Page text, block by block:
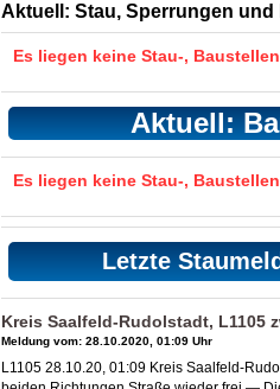
Aktuell: Stau, Sperrungen und
Es liegen keine Stau-,
Aktuell:
Es liegen keine Stau-,
Letzte
Kreis Saalfeld-Rudolstadt, L1105
Meldung vom: 28.10.2020, 01:09 Uhr
L1105 28.10.20, 01:09 Kreis Saalfeld-